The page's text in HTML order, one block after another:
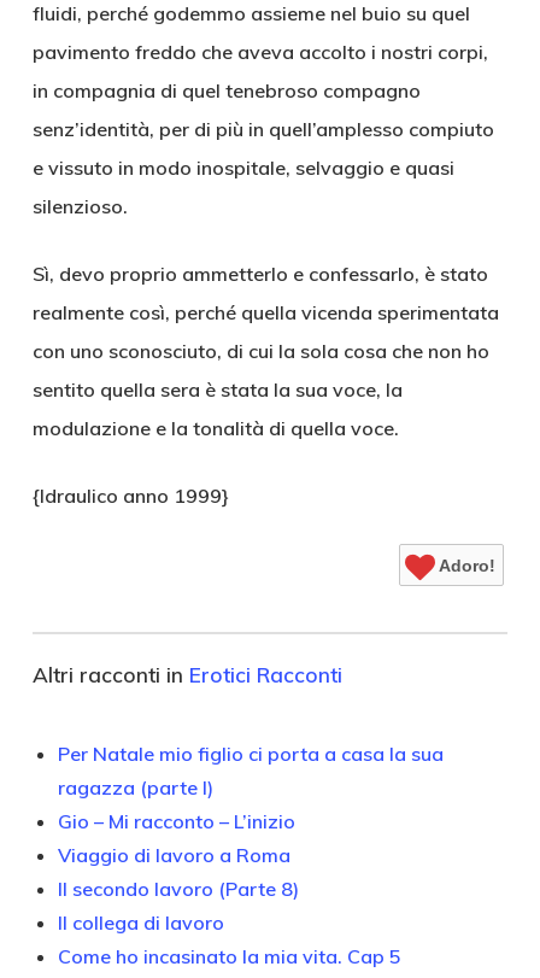
fluidi, perché godemmo assieme nel buio su quel
pavimento freddo che aveva accolto i nostri corpi,
in compagnia di quel tenebroso compagno
senz’identità, per di più in quell’amplesso compiuto
e vissuto in modo inospitale, selvaggio e quasi
silenzioso.
Sì, devo proprio ammetterlo e confessarlo, è stato
realmente così, perché quella vicenda sperimentata
con uno sconosciuto, di cui la sola cosa che non ho
sentito quella sera è stata la sua voce, la
modulazione e la tonalità di quella voce.
{Idraulico anno 1999}
Adoro!
Altri racconti in Erotici Racconti
Per Natale mio figlio ci porta a casa la sua
ragazza (parte I)
Gio – Mi racconto – L’inizio
Viaggio di lavoro a Roma
Il secondo lavoro (Parte 8)
Il collega di lavoro
Come ho incasinato la mia vita. Cap 5